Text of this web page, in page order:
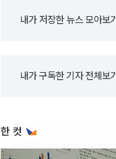
내가 저장한 뉴스 모아보기
내가 구독한 기자 전체보기
한 컷